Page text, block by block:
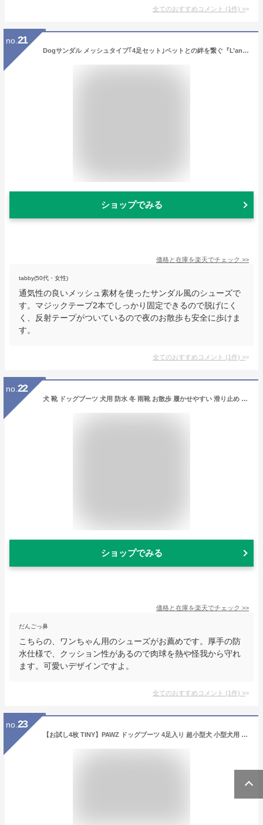
全てのおすすめコメント (1件) >
no. 21
Dogサンダル メッシュタイプ｢4足セット｣ペットとの絆を繋ぐ『L’ange（らんじゅ）』（小型犬・中型犬用 靴 シューズ）【全国送料無料(メール便のみ)】[P20][SP]
ショップでみる
価格と在庫を楽天でチェック >>
tabby(50代・女性)
通気性の良いメッシュ素材を使ったサンダル風のシューズで
す。マジックテープ2本でしっかり固定できるので脱げにく
く、反射テープがついているので夜のお散歩も安全に歩けま
す。
全てのおすすめコメント (1件) >
no. 22
犬 靴 ドッグブーツ 犬用 防水 冬 雨靴 お散歩 履かせやすい 滑り止め シューズ miwakura 美和蔵 肉球 保護 足裏の汚れ防止 収納バッグ付 4個セット 中型/大型犬 Lサイズ 幅8cm オレンジ MPS-RB4P-OR-L ◆メ
ショップでみる
価格と在庫を楽天でチェック >>
だんごっ鼻
こちらの、ワンちゃん用のシューズがお薦めです。厚手の防
水仕様で、クッション性があるので肉球を熱や怪我から守れ
ます。可愛いデザインですよ。
全てのおすすめコメント (1件) >
no. 23
【お試し4枚 TINY】PAWZ ドッグブーツ 4足入り 超小型犬 小型犬用 犬の靴 ドッグシューズ ゴムブーツ dog ポウズ ゴム風船 ラバーシューズ 犬 快適 風船 ソックス 肉球保護 熱い道路 犬の靴下 4枚セット 雨の日 汚れ防止 滑り止め レインシューズ 防水 グリーン PZ81-TINY